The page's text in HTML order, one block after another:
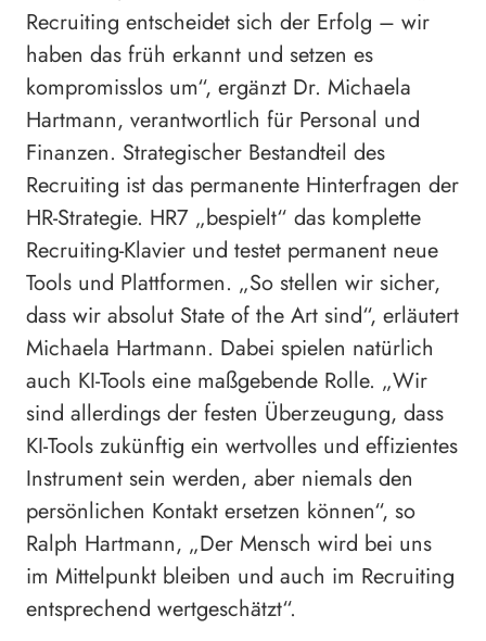
Recruiting entscheidet sich der Erfolg – wir
haben das früh erkannt und setzen es
kompromisslos um“, ergänzt Dr. Michaela
Hartmann, verantwortlich für Personal und
Finanzen. Strategischer Bestandteil des
Recruiting ist das permanente Hinterfragen der
HR-Strategie. HR7 „bespielt“ das komplette
Recruiting-Klavier und testet permanent neue
Tools und Plattformen. „So stellen wir sicher,
dass wir absolut State of the Art sind“, erläutert
Michaela Hartmann. Dabei spielen natürlich
auch KI-Tools eine maßgebende Rolle. „Wir
sind allerdings der festen Überzeugung, dass
KI-Tools zukünftig ein wertvolles und effizientes
Instrument sein werden, aber niemals den
persönlichen Kontakt ersetzen können“, so
Ralph Hartmann, „Der Mensch wird bei uns
im Mittelpunkt bleiben und auch im Recruiting
entsprechend wertgeschätzt“.